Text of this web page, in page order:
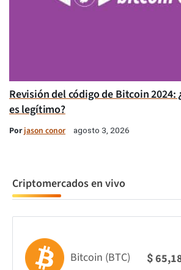
Revisión del código de Bitcoin 2024:
es legítimo?
Porjason conor agosto 3, 2026
Criptomercados en vivo
Bitcoin (BTC) $